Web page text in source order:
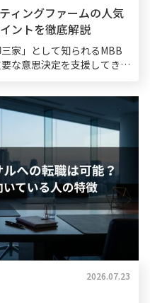
ィングファームの人気
ントを徹底解説
家」として知られるMBB
な意思決定を支援してき
関心を集めており、採
2026.07.23